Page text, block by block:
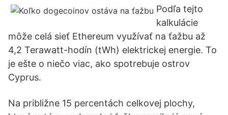
Podľa tejto
kalkulácie
môže celá sieť Ethereum využívať na ťažbu až
4,2 Terawatt-hodín (tWh) elektrickej energie. To
je ešte o niečo viac, ako spotrebuje ostrov
Cyprus.
Na približne 15 percentách celkovej plochy,